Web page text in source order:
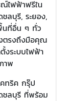
ไฟฟ้าฟรีใน
ลบุรี, ระยอง,
นที่อื่น ๆ ทั่ว
ตรงถึงมือคุณ
งระบบไฟฟ้า
าพ
ทริค กรุ๊ป
ชลบุรี ที่พร้อม